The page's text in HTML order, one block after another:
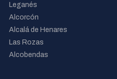
Leganés
Alcorcón
Alcalá de Henares
Las Rozas
Alcobendas